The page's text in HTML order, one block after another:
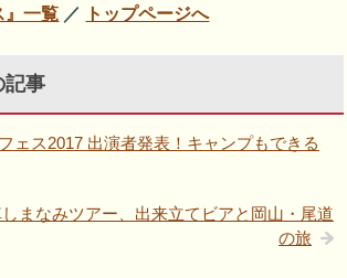
』一覧 ／ トップページへ
記事
ェス2017 出演者発表！キャンプもできる
まなみツアー、出来立てビアと岡山・尾道
の旅